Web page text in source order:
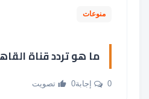
منوعات
ما هو تردد قناة
0 إجابة 0 تصويت